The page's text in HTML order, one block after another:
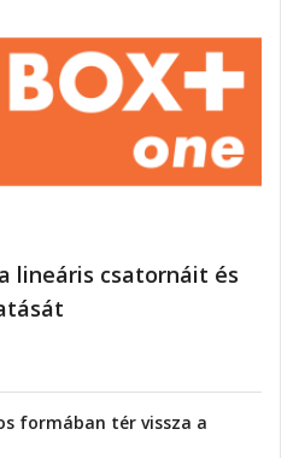
lineáris csatornáit és
formában tér vissza a